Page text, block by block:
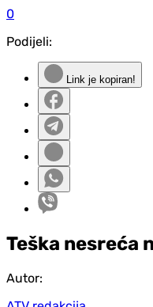
0
Podijeli:
Link je kopiran!
Teška nesreća
Autor: